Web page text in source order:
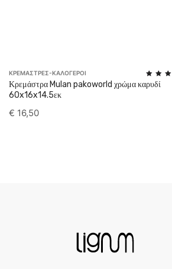
ΚΡΕΜΑΣΤΡΕΣ-ΚΑΛΟΓΕΡΟΙ
Rated
5.00
Κρεμάστρα Mulan pakoworld χρώμα καρυδί
60x16x14.5εκ
€ 16,50